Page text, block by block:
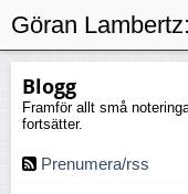
Blogg
Framför allt små
fortsätter.
Prenumera/rss
Göran Lambertz: